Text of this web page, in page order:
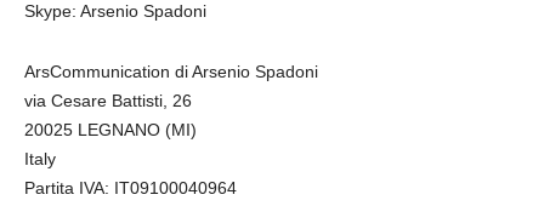
Skype: Arsenio Spadoni
ArsCommunication di Arsenio Spadoni
via Cesare Battisti, 26
20025 LEGNANO (MI)
Italy
Partita IVA: IT09100040964